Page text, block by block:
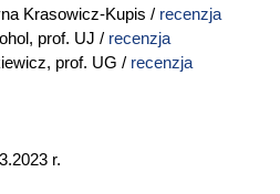
Kupis / recenzja
prof. UJ / recenzja
prof. UG / recenzja
r.